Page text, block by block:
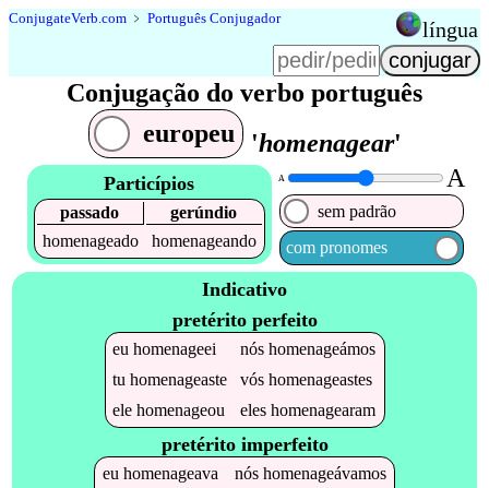
ConjugateVerb.com ﹥ Português Conjugador língua
Conjugação do verbo português
europeu
'homenagear'
Particípios
passado
gerúndio
homenageado
homenageando
A A
sem padrão
com pronomes
Indicativo
pretérito perfeito
euhomenageei nóshomenageámos
tuhomenageaste vóshomenageastes
elehomenageou eleshomenagearam
pretérito imperfeito
eu homenageava nós homenageávamos